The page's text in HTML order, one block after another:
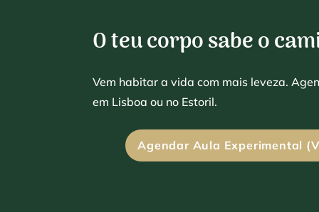
O teu corpo sabe o
Vem habitar a vida com mais leveza.
em Lisboa ou no Estoril.
Agendar Aula Experimental